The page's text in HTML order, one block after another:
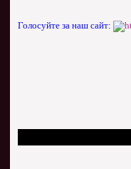
Голосуйте за наш сайт: